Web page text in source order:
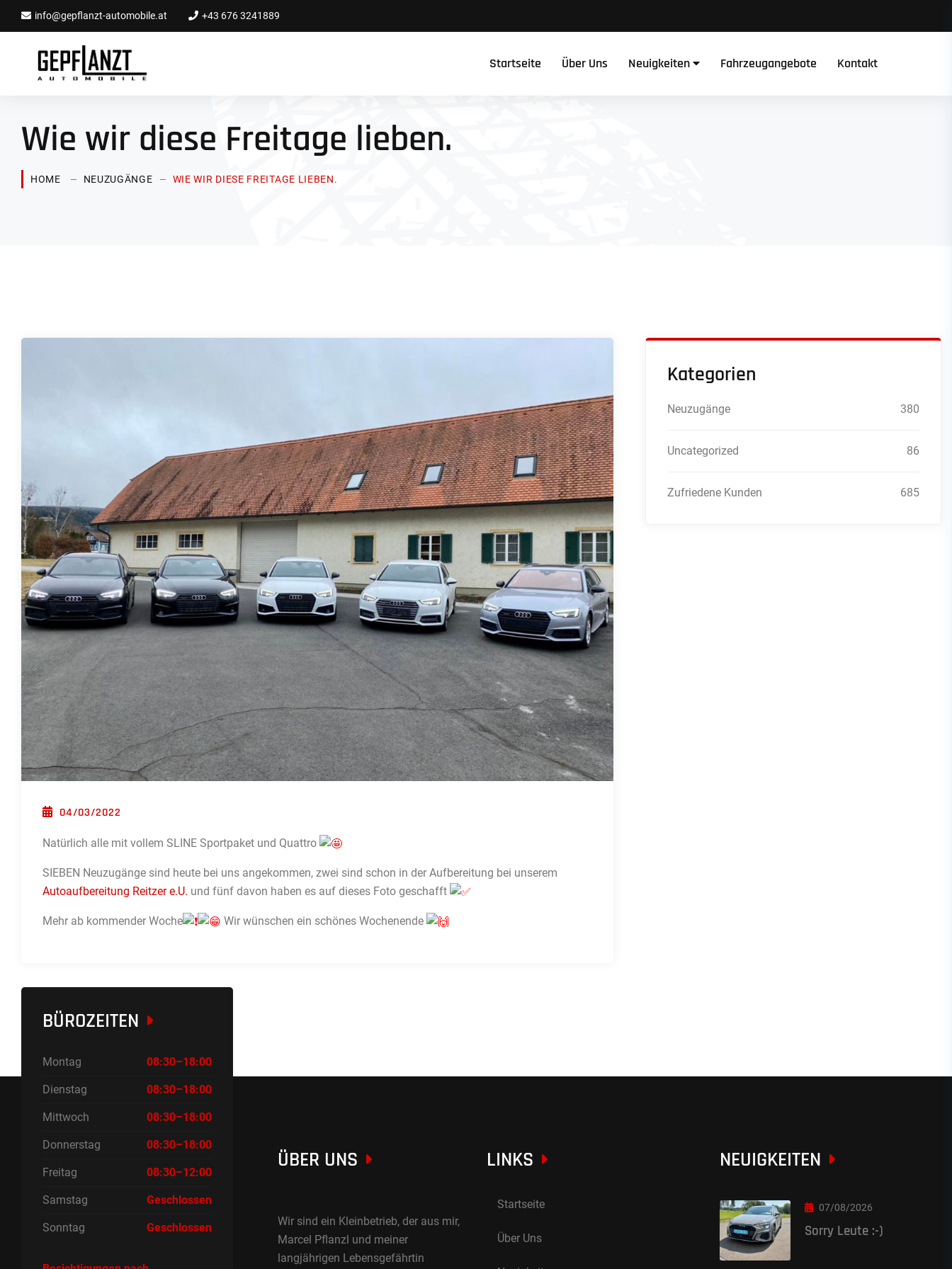
info@gepflanzt-automobile.at +43 676 3241889
Startseite Über Uns Neuigkeiten Fahrzeugangebote Kontakt
Wie wir diese Freitage lieben.
HOME NEUZUGÄNGE WIE WIR DIESE FREITAGE LIEBEN.
POSTED ON
04/03/2022
Natürlich alle mit vollem SLINE Sportpaket und Quattro
SIEBEN Neuzugänge sind heute bei uns angekommen, zwei sind schon in der Aufbereitung bei unserem
Autoaufbereitung Reitzer e.U. und fünf davon haben es auf dieses Foto geschafft
Mehr ab kommender Woche Wir wünschen ein schönes Wochenende
Kategorien
Neuzugänge 380
Uncategorized 86
Zufriedene Kunden 685
BÜROZEITEN
Montag 08:30–18:00
Dienstag 08:30–18:00
Mittwoch 08:30–18:00
Donnerstag 08:30–18:00
Freitag 08:30–12:00
Samstag Geschlossen
Sonntag Geschlossen
ÜBER UNS
Wir sind ein Kleinbetrieb, der aus mir,
Marcel Pflanzl und meiner
langjährigen Lebensgefährtin
LINKS
Startseite
Über Uns
NEUIGKEITEN
07/08/2026
Sorry Leute :-)